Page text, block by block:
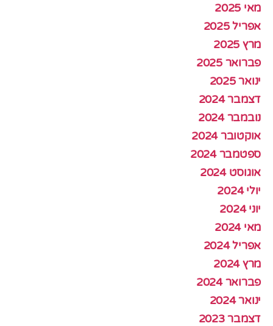
מאי 2025
אפריל 2025
מרץ 2025
פברואר 2025
ינואר 2025
דצמבר 2024
נובמבר 2024
אוקטובר 2024
ספטמבר 2024
אוגוסט 2024
יולי 2024
יוני 2024
מאי 2024
אפריל 2024
מרץ 2024
פברואר 2024
ינואר 2024
דצמבר 2023